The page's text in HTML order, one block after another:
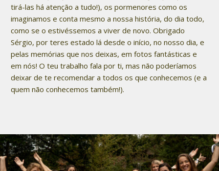
tirá-las há atenção a tudo!), os pormenores como os
imaginamos e conta mesmo a nossa história, do dia todo,
como se o estivéssemos a viver de novo. Obrigado
Sérgio, por teres estado lá desde o início, no nosso dia, e
pelas memórias que nos deixas, em fotos fantásticas e
em nós! O teu trabalho fala por ti, mas não poderíamos
deixar de te recomendar a todos os que conhecemos (e a
quem não conhecemos também!).